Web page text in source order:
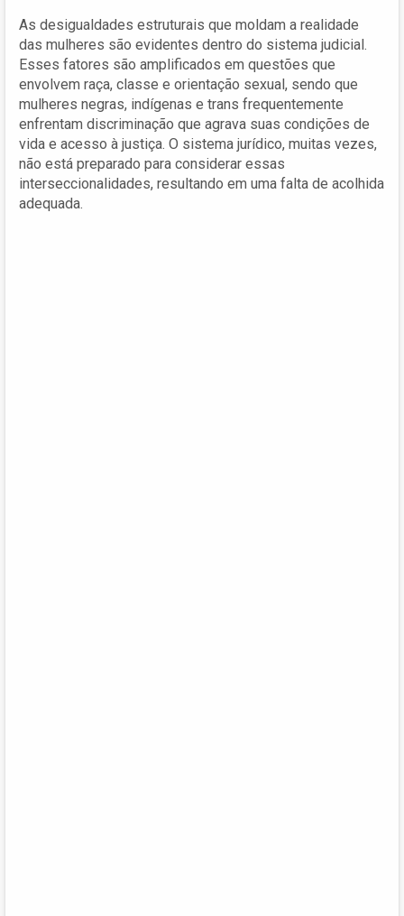
As desigualdades estruturais que moldam a realidade
das mulheres são evidentes dentro do sistema judicial.
Esses fatores são amplificados em questões que
envolvem raça, classe e orientação sexual, sendo que
mulheres negras, indígenas e trans frequentemente
enfrentam discriminação que agrava suas condições de
vida e acesso à justiça. O sistema jurídico, muitas vezes,
não está preparado para considerar essas
interseccionalidades, resultando em uma falta de acolhida
adequada.